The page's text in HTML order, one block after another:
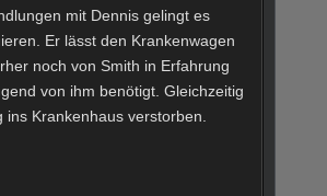
mit Dennis gelingt es
Er lässt den Krankenwagen
noch von Smith in Erfahrung
von ihm benötigt. Gleichzeitig
Krankenhaus verstorben.